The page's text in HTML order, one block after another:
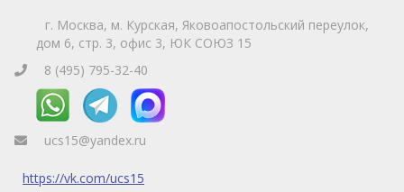
г. Москва, м. Курская, Яковоапостольский переулок,
дом 6, стр. 3, офис 3, ЮК СОЮЗ 15
8 (495) 795-32-40
ucs15@yandex.ru
https://vk.com/ucs15